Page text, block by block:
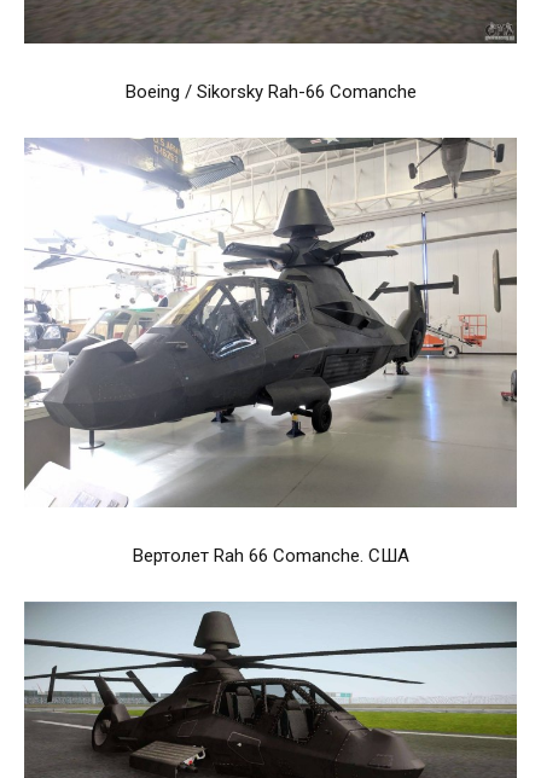
Boeing / Sikorsky Rah-66 Comanche
Вертолет Rah 66 Comanche. США